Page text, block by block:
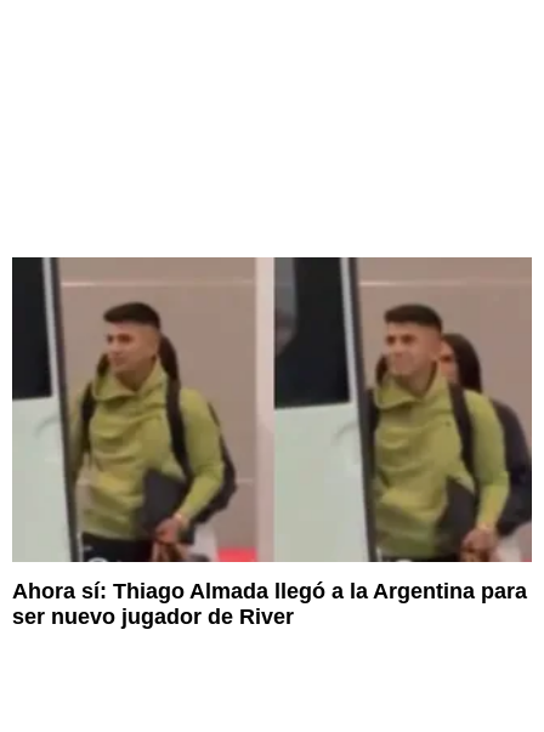
Ahora sí: Thiago Almada llegó a la Argentina para
ser nuevo jugador de River